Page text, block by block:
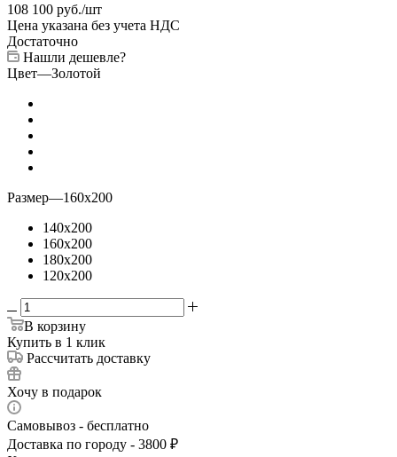
108 100 руб./шт
Цена указана без учета НДС
Достаточно
Нашли дешевле?
Цвет—Золотой
Размер—160x200
140x200
160x200
180x200
120x200
В корзину
Купить в 1 клик
Рассчитать доставку
Хочу в подарок
Самовывоз - бесплатно
Доставка по городу - 3800 ₽